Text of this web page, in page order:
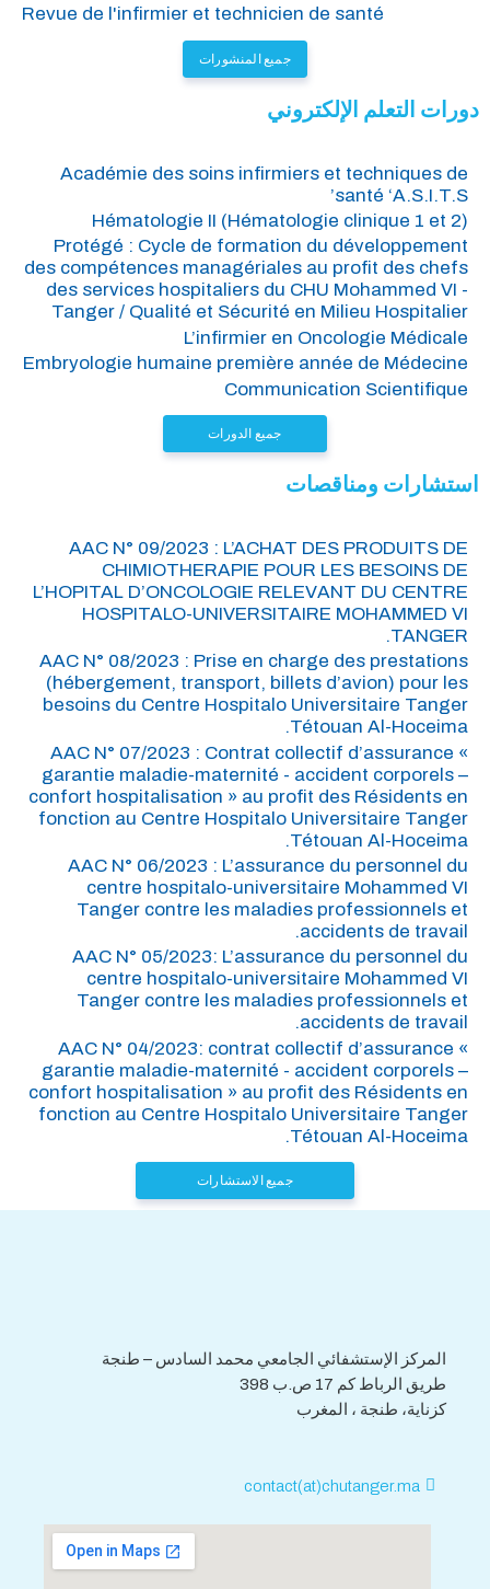
Revue de l'infirmier et technicien de santé
جميع المنشورات
دورات التعلم الإلكتروني
Académie des soins infirmiers et techniques de
santé ‘A.S.I.T.S’
Hématologie II (Hématologie clinique 1 et 2)
Protégé : Cycle de formation du développement
des compétences managériales au profit des chefs
des services hospitaliers du CHU Mohammed VI -
Tanger / Qualité et Sécurité en Milieu Hospitalier
L’infirmier en Oncologie Médicale
Embryologie humaine première année de Médecine
Communication Scientifique
جميع الدورات
استشارات ومناقصات
AAC N° 09/2023 : L’ACHAT DES PRODUITS DE
CHIMIOTHERAPIE POUR LES BESOINS DE
L’HOPITAL D’ONCOLOGIE RELEVANT DU CENTRE
HOSPITALO-UNIVERSITAIRE MOHAMMED VI
TANGER.
AAC N° 08/2023 : Prise en charge des prestations
(hébergement, transport, billets d’avion) pour les
besoins du Centre Hospitalo Universitaire Tanger
Tétouan Al-Hoceima.
AAC N° 07/2023 : Contrat collectif d’assurance «
garantie maladie-maternité - accident corporels –
confort hospitalisation » au profit des Résidents en
fonction au Centre Hospitalo Universitaire Tanger
Tétouan Al-Hoceima.
AAC N° 06/2023 : L’assurance du personnel du
centre hospitalo-universitaire Mohammed VI
Tanger contre les maladies professionnels et
accidents de travail.
AAC N° 05/2023: L’assurance du personnel du
centre hospitalo-universitaire Mohammed VI
Tanger contre les maladies professionnels et
accidents de travail.
AAC N° 04/2023: contrat collectif d’assurance «
garantie maladie-maternité - accident corporels –
confort hospitalisation » au profit des Résidents en
fonction au Centre Hospitalo Universitaire Tanger
Tétouan Al-Hoceima.
جميع الاستشارات
المركز الإستشفائي الجامعي محمد السادس – طنجة
طريق الرباط كم 17 ص.ب 398
كزناية، طنجة ، المغرب
contact(at)chutanger.ma